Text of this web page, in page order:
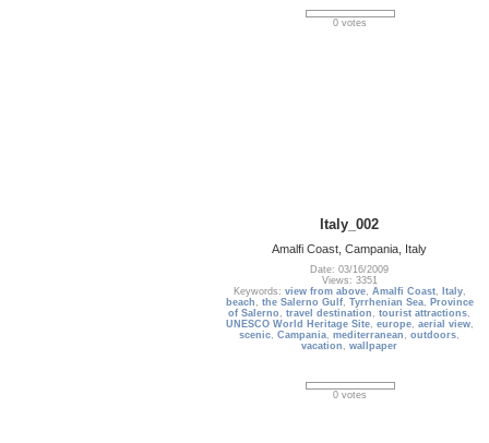
0 votes
Italy_002
Amalfi Coast, Campania, Italy
Date: 03/16/2009
Views: 3351
Keywords: view from above, Amalfi Coast, Italy,
beach , the Salerno Gulf, Tyrrhenian Sea, Province
of Salerno ,travel destination ,tourist attractions,
UNESCO World Heritage Site, europe, aerial view,
scenic,Campania,mediterranean ,outdoors,
vacation ,wallpaper
0 votes